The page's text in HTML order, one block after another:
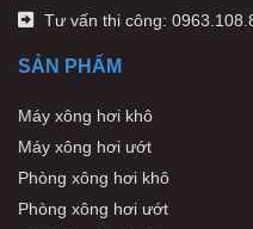
Tư vấn thi công:
SẢN PHẨM
Máy xông hơi khô
Máy xông hơi ướt
Phòng xông hơi khô
Phòng xông hơi ướt